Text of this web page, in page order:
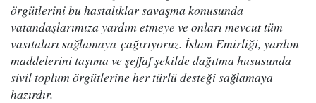
örgütlerini bu hastalıklar savaşma konusunda
vatandaşlarımıza yardım etmeye ve onları mevcut tüm
vasıtaları sağlamaya çağırıyoruz. İslam Emirliği, yardım
maddelerini taşıma ve şeffaf şekilde dağıtma hususunda
sivil toplum örgütlerine her türlü desteği sağlamaya
hazırdır.